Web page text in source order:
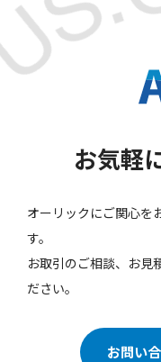
お気軽
オーリックにご関心を
す。
お取引のご相談、お見
ださい。
お問い